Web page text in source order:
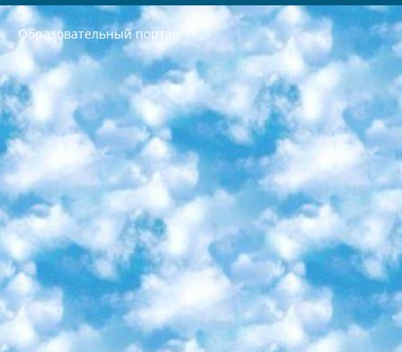
Образовательный портал
РЕСПУБЛИКА УЗБЕКИСТАН МИНИСТРЕРСТВО ДОШКОЛЬНОГО И ШКОЛЬНОГО ОБРАЗОВАНИЯ КОМАНДА в общеобразовательных учреждениях в 2023-2024 учебном году организация и проведение итоговой государственной аттестации обучающихся о Министра дошкольного и школьного образования Республики Узбекистан от 4 марта 2008 года (постановлением Минюста от 20 марта 2008 года № 1778 государственной регистрации) «Итоговое состояние учащихся общего среднего образования на основании положения об утверждении положения об аттестации общего среднего образования выпускной экзамен студентов в образовательных учреждениях в 2023-2024 учебном году В целях организации и прохождения аттестации приказываю: 1. Следующее: перечень предметов, по которым будет проводиться итоговая государственная аттестация и экзамен формы перевода согласно приложению 1; сертификаты международного образца, оценивающие уровень владения иностранными языками перечень согласно приложению 2; 2. Педагогический при специализированных образовательных учреждениях. научно-практический центр квалификации и международной оценки (Д.Давидова) 2024 г. До 25 марта: задания по предметам, по которым будет проводиться итоговая аттестация разработка и утверждение технических условий; итоговая аттестация на основании разработанного предметного задания разработка вопросов по предметам (устно и письменно), экзамен передача; общеобразовательные средние школы и специальные учебные заведения учащиеся выпускных классов школ и интернатов в агентской системе подготовка базы данных экзаменационных материалов и критериев оценки; перевод базы экзаменационных материалов на все языки обучения подать в Республиканский образовательный центр для изготовления; варианты экзаменов на основе разработанных контрольных материалов пусть будут поставлены задачи формирования. 3. Республиканский образовательный центр (Ш.Худайкулов) до 5 апреля 2024 года. до: база данных предоставленных экзаменационных материалов на все языки обучения перевод и экспертиза; для слепых, слабовидящих, глухих, слабослышащих и умственно отсталых детей учащиеся выпускных классов специализированных школ и школ-интернатов база данных экзаменационных материалов на всех преподаваемых языках подготовка критериев оценки; специализированные школы для умственно отсталых детей и технологии для учащихся выпускных классов школ-интернатов разработка соответствующих рекомендаций и критериев проведения ЕГЭ по естествознанию давать задания. 4. Педагогический при специализированных образовательных учреждениях. Научно-практический центр навыков и международной оценки (Д.Давидова), Республика образовательный центр (Худайкулов Ш.) итоговый государственный аттестационный экзамен ориентирован на творческое и логическое мышление при подготовке базы материалов учитывать введение заданий. 5. Следует отметить, что: сертификат государственного образца о знании общеобразовательного предмета и как минимум национальный уровень B1 по предметам на иностранных языках, указанным в Приложении 2. или международно признанный сертификат эквивалентного уровня студенты, изучающие определенный предмет, освобождаются от экзамена; по соответствующим предметам запланирована итоговая государственная аттестация за день до дня, путем жеребьевки Рабочей группой (в письменной форме по предметам, проводимым в форме) из числа сформированных вариантов выбрано 2 варианта; 2 выбранных варианта экзамена анонсированы на официальном сайте министерства и все выпускники по всей стране на основе этих вариантов проводит итоговую государственную аттестацию. 6. Государственное образование учащихся средних общеобразовательных учреждений. знания в соответствии с квалификационными требованиями, которые необходимо приобрести на основании стандартов итоговый (выпускной) контроль для 9 и 11 классов в целях тестирования Экзамены (далее – экзамены) состоят из предметов, перечисленных в приложении 1. будет сделано. 7. Экзамены пройдут с 26 мая по 15 июня 2024 г. (кроме науки физического воспитания). 8. Физическая для учащихся 9 классов общесредних образовательных учреждений. Экзамены по предмету «Образование, квалификация медицина» 1-6 мая 2024 года. сотрудники перевести под присмотр (с отклонениями в физическом или умственном развитии) специализированная школа для детей, школы-интернаты и со сколиозом школы-интернаты санаторного типа для больных детей исключены). 9. Он был слепым, слабовидящим и имел нарушения опорно-двигательного аппарата. экзамены в специализированных школах и интернатах для детей должны проводиться исходя из требований, предъявляемых к общеобразовательным учреждениям (физкультура кроме науки). 10. Специализированная школа для глухих и слабослышащих детей. и экзамены в интернатах и быть реализован в виде письменного теста по математике. 11. Специальность для умственно отсталых детей. Для 9 класса Родной язык и литературное письмо Государственный язык (язык обучения – узбекский). для неклассов) написано Математическое письмо Письменная/устная история Узбекистана Физическое воспитание практично Итоговый контроль Для 11 класса Написание родного языка и литературы (эссе) Математическое письмо Узбекский язык (обучение на узбекском языке) не посещающее общее среднее образование для учреждений)/Образовательное учреждение выбор письменный и устный Иностранный язык письменный/устный Письменная/устная история Узбекистана *По выбору студента:  Химия  Физика  Основы государственного права  География 10 бесплатных образовательных ресурсов - Мы составили подборку онлайн-проектов с интерактивными упражнениями, видеолекциями и статьями. Они помогут вам обрести новые и освежить старые знания бесплатно. 1. «ИНТУИТ» Старейшая образовательная площадка Рунета. Здесь вы найдёте сотни текстовых и видеокурсов на десятки различных тем — от программирования до психологии. Многие курсы подготовлены российскими университетами и крупными международными компаниями вроде Intel и Microsoft. Самостоятельное обучение бесплатное, но желающие могут оплатить услуги персональных наставников. 2. «Смартия» знакомит с актуальными профессиями и подсказывает, как им обучаться. Выбрав заинтересовавшую вас специальность — SMM-специалист, фотограф, веб-дизайнер или другую, — увидите список необходимых для неё умений. Чтобы вы могли освоить их самостоятельно, для каждого умения площадка отображает подборку ссылок на учебные материалы. Хотя «Смартия» ориентируется на русскоязычную аудиторию, часть контента всё же доступна только на английском. 3. «Лекторий Физтеха» Проект Московского физико-технического института (Физтеха). С его помощью вы можете смотреть онлайн серии лекций, записанные на видео в этом вузе. В числе доступных предметов — физика, биология, химия, информационные технологии и другие. К некоторым лекциям администрация ресурса прилагает готовые конспекты, которые можно скачивать в PDF-формате. 4. ITMOcourses Онлайн-площадка Санкт-Петербургского национального исследовательского университета информационных технологий, механики и оптики (ИТМО). Ресурс предоставляет свободный доступ к курсам, разработанным в этом вузе. Каталог материалов разбит на четыре категории: «Оптические системы и технологии», «Приборостроение и робототехника», «Информационные технологии» и «Биотехнологии». Курсы состоят из видеолекций, интерактивных демонстраций и заданий. 5. «КиберЛенинка» Электронная научная библиотека открытого доступа. Каталог площадки регулярно обрастает текстами статей из различных научных изданий. Сгруппированные по журналам и рубрикам публикации можно читать онлайн или скачивать целиком в PDF-формате. Проект нацелен на популяризацию науки за счёт открытого доступа к качественной информации. 6. «ПостНаука» На этом ресурсе публикуют подборки видеолекций, составленные экспертами из разных отраслей и объединённые общими темами. Среди них, к примеру, есть серии «Биоинформатика и геномика», «Культура средневековой Скандинавии» и Cinema Studies о теории кино. Каждая подборка лекций — логически связанная история, рассказанная экспертом от первого лица. Кроме того, на сайте появляются научно-образовательные статьи и тесты на разные темы. 7. «Newочём» Команда проекта «Newочём» отбирает самые интересные тексты из англоязычных СМИ и переводит те из них, за которые голосуют участники сообщества «ВКонтакте». По большей части это научно-популярные статьи. Редакторы придумывают лишь заголовки, в остальном содержание переводов соответствует оригиналам. Полные тексты можно читать прямо в социальной сети. 8. InternetUrok Онлайн-база материалов по основным дисциплинам школьной программы. Информация на сайте структурирована по классам, предметам и темам (урокам). Каждый урок состоит из видеолекций и конспектов. Есть также интерактивные тренажёры и тесты для закрепления пройденного материала. Даже если вы давно окончили школу, возможность повторить программу старших классов всегда может пригодиться. 9. Edutainme Ещё один ресурс об образовании. В отличие от Newtonew, как мне кажется, Edutainme больше ориентируется на представителей индустрии: педагогов, предпринимателей, разработчиков образовательных проектов. Но и любой, кто просто стремится к саморазвитию, найдёт на сайте много полезного и интересного для себя. Например, информацию о новых курсах и образовательных сервисах. 10. Newtonew Онлайн-медиа об образовании и обучении в широком смысле. Авторы Newtonew пишут об инструментах, заведениях, тактиках и стратегиях, которые помогают учить других и получать новые знания самостоятельно. На этой площадке вы найдёте новости, обзоры, аналитические мат